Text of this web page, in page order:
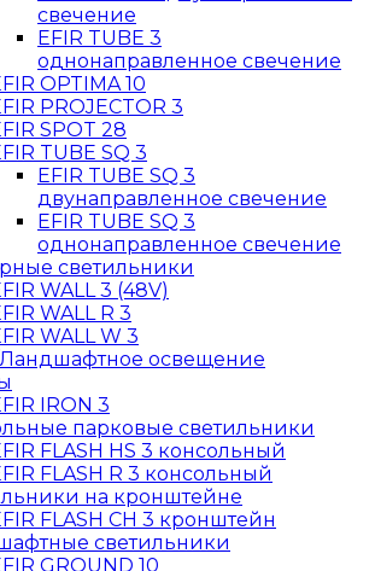
свечение
EFIR TUBE 3
однонаправленное свечение
OPTIMA 10
PROJECTOR 3
SPOT 28
TUBE SQ 3
EFIR TUBE SQ 3
двунаправленное свечение
EFIR TUBE SQ 3
однонаправленное свечение
светильники
WALL 3 (48V)
WALL R 3
WALL W 3
освещение
IRON 3
парковые светильники
FLASH HS 3 консольный
FLASH R 3 консольный
на кронштейне
FLASH CН 3 кронштейн
светильники
GROUND 10